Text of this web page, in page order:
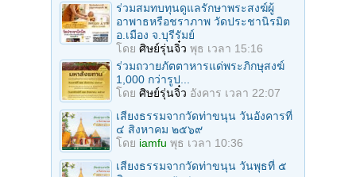
ร่วมสมทบทุนดูแลรักษาพระสงฆ์ผู้
อาพาธหรือชราภาพ วัดประชานิรมิต
อ.เมือง จ.บุรีรัมย์
โดย ศิษย์รุ่นจิ๋ว พุธ เวลา 15:16
ร่วมถวายภัตตาหารแด่พระภิกษุสงฆ์
1,000 กว่ารูป...
โดย ศิษย์รุ่นจิ๋ว อังคาร เวลา 22:07
เสียงธรรมจากวัดท่าขนุน วันอังคารที่
๔ สิงหาคม ๒๕๖๙
โดย iamfu พุธ เวลา 10:36
เสียงธรรมจากวัดท่าขนุน วันพุธที่ ๕